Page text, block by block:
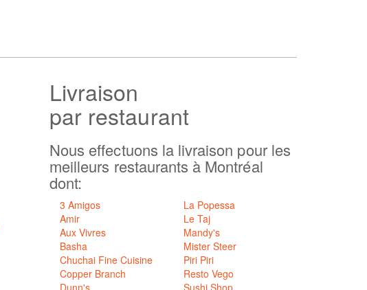
Livraison
par restaurant
Nous effectuons la livraison pour les
meilleurs restaurants à Montréal
dont:
3 Amigos
Amir
Aux Vivres
Basha
Chuchai Fine Cuisine
Copper Branch
La Popessa
Le Taj
Mandy's
Mister Steer
Piri Piri
Resto Vego